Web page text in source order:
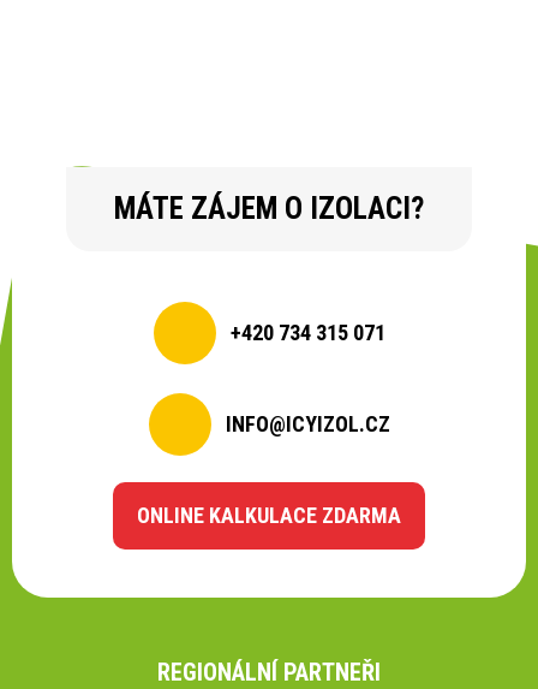
MÁTE ZÁJEM O IZOLACI?
+420 734 315 071
INFO@ICYIZOL.CZ
ONLINE KALKULACE ZDARMA
REGIONÁLNÍ PARTNEŘI